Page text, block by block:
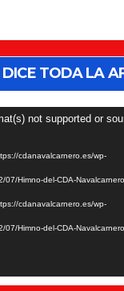
DICE TODA LA
not supported or
cdanavalcarnero.es/wp-
Himno-del-CDA-
cdanavalcarnero.es/wp-
Himno-del-CDA-